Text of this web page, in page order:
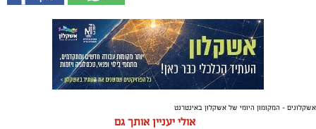
אשקלונים - המקומון היומי של אשקלון באינטרנט
אולי יעניין אותך גם